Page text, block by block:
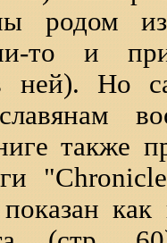
родом
то и
ней). Но
также